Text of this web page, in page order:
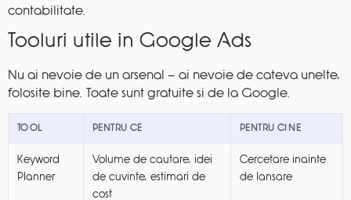
contabilitate.
Tooluri utile in Google Ads
Nu ai nevoie de un arsenal — ai nevoie de cateva unelte,
folosite bine. Toate sunt gratuite si de la Google.
TOOL PENTRU CE PENTRU CINE
Keyword
Planner
Volume de cautare, idei
de cuvinte, estimari de
cost
Cercetare inainte
de lansare